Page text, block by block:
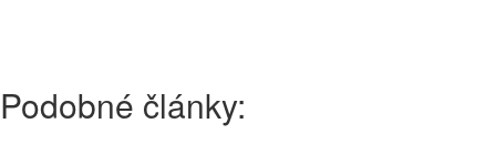
Podobné články: